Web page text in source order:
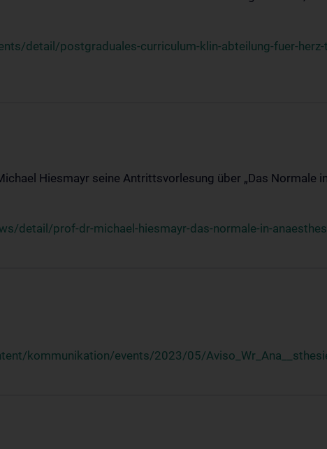
detail/postgraduales-curriculum-klin-abteilung-fuer-
Hiesmayr seine Antrittsvorlesung über „Das Normale
detail/prof-dr-michael-hiesmayr-das-normale-in-
kommunikation/events/2023/05/